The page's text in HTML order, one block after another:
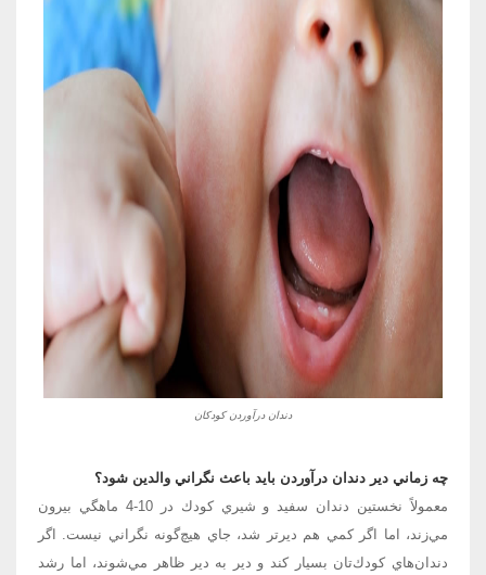
دندان درآوردن کودکان
چه زماني دير دندان درآوردن بايد باعث نگراني والدين شود؟
معمولاً نخستين دندان سفيد و شيري كودك در 10-4 ماهگي بيرون
مي‌زند، اما اگر كمي هم ديرتر شد، جاي هيچ‌گونه نگراني نيست. اگر
دندان‌هاي كودك‌تان بسيار كند و دير به دير ظاهر مي‌شوند، اما رشد